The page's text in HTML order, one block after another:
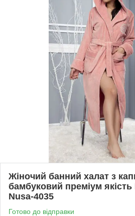
Жіночий банний халат з
бамбуковий преміум якість
Nusa-4035
Готово до відправки